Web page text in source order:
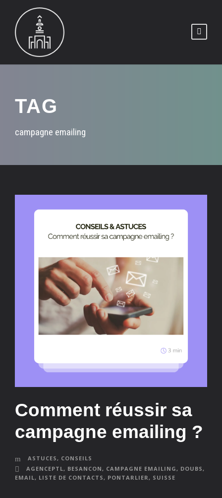
TAG
campagne emailing
Comment réussir sa
campagne emailing ?
ASTUCES, CONSEILS
AGENCEPTL, BESANCON, CAMPAGNE EMAILING, DOUBS,
EMAIL, LISTE DE CONTACTS, PONTARLIER, SUISSE